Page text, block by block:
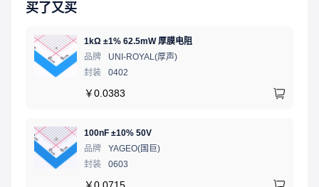
买了又买
1kΩ ±1% 62.5mW 厚膜电阻
品牌
UNI-ROYAL(厚声)
封装
0402
￥0.0383
100nF ±10% 50V
品牌
YAGEO(国巨)
封装
0603